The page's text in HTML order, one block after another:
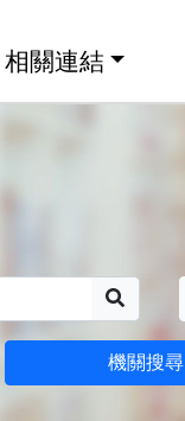
相關連結
機關搜尋